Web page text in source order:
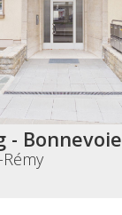
- Bonnevoie